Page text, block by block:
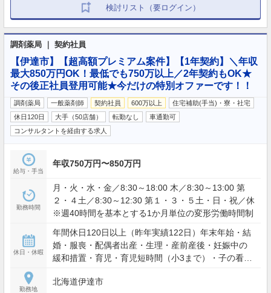
検討リスト（要ログイン）
調剤薬局 ｜ 契約社員
【伊達市】【超高額プレミアム案件】【1年契約】＼年収
最大850万円OK！最低でも750万以上／2年契約もOK★
その後正社員登用可能★今だけの特別オファーです！！
調剤薬局 一般薬剤師 契約社員 600万以上
住宅補助(手当)・寮・社宅
休日120日
大手（50店舗） 転勤なし
車通勤可
コンサルタントを経由する求人
給与・手当
年収750万円〜850万円
勤務時間
月・火・水・金／8:30～18:00 木／8:30～13:00 第
２・４土／8:30～12:30 第１・３・５土・日・祝／休
※週40時間を基本とする1か月単位の変形労働時間制
休日・休暇
年間休日120日以上（昨年実績122日）年末年始・結
婚・服喪・配偶者出産・生理・産前産後・妊娠中の
緩和措置・育児・育児短時間（小3まで）・子の看
勤務地
北海道伊達市